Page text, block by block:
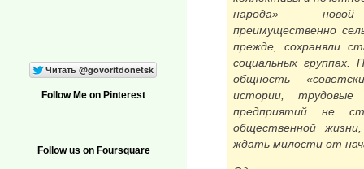
народа» – новой
преимущественно
прежде, сохраняли
социальных группах.
общность
истории, трудовые
предприятий не
общественной
ждать милости от
Follow Me on Pinterest
Follow us on Foursquare